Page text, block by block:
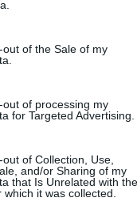
out of the Sale of my
out of processing my
for Targeted Advertising.
of Collection, Use,
and/or Sharing of my
that Is Unrelated with the
it was collected.
potenciálisan
megjelenő májusi
index, illetve a
lényeges lesz még a
értékesítési adata,
a portfolio.hu